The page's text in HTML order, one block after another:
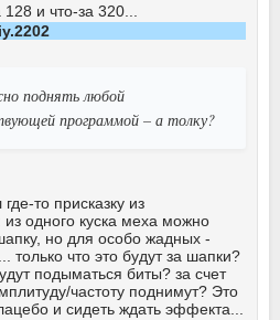
и что-за 320...
поднять любой
программой – а толку?
то присказку из
одного куска меха можно
но для особо жадных -
только что это будут за шапки?
подыматься биты? за счет
частоту поднимут? Это
и сидеть ждать эффекта...